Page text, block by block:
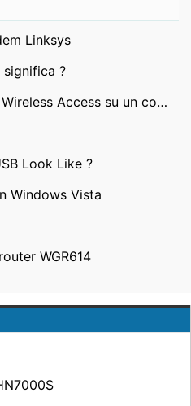
Linksys
?
Come Impostare Mobile Wireless Access su un computer portatile
Look Like ?
Windows Vista
WGR614